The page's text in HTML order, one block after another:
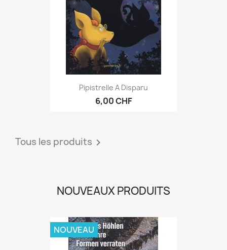
Pipistrelle A Disparu
6,00 CHF
Tous les produits 
NOUVEAUX PRODUITS
NOUVEAU